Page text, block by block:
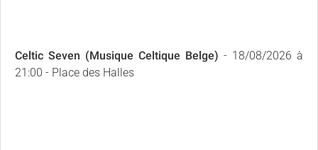
Celtic Seven (Musique Celtique Belge) - 18/08/2026 à
21:00 - Place des Halles